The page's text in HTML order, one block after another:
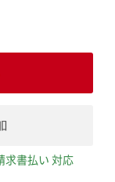
求書払い 対応